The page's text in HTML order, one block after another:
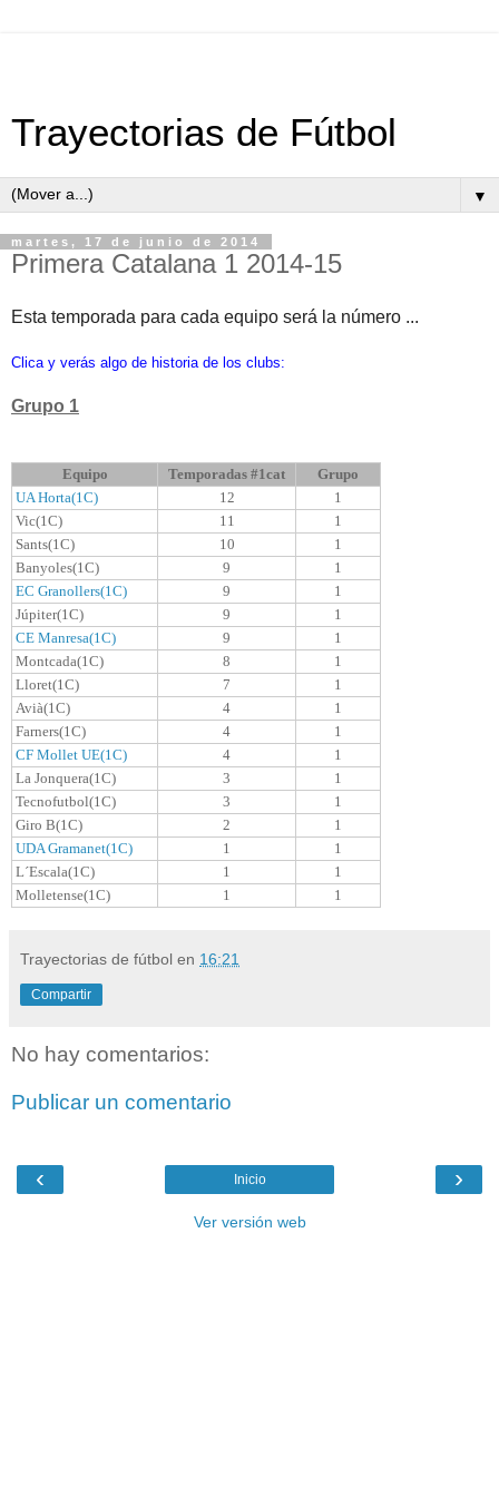
Trayectorias de Fútbol
▼
martes, 17 de junio de 2014
Primera Catalana 1 2014-15
Esta temporada para cada equipo será la número ...
Clica y verás algo de historia de los clubs:
Grupo 1
Equipo Temporadas #1cat
Grupo
UA Horta(1C)
12
1
Vic(1C)
11
1
Sants(1C)
10
1
Banyoles(1C)
9
1
EC Granollers(1C)
9
1
Júpiter(1C)
9
1
CE Manresa(1C)
9
1
Montcada(1C)
8
1
Lloret(1C)
7
1
Avià(1C)
4
1
Farners(1C)
4
1
CF Mollet UE(1C)
4
1
La Jonquera(1C)
3
1
Tecnofutbol(1C)
3
1
Giro B(1C)
2
1
UDA Gramanet(1C)
1
1
L´Escala(1C)
1
1
Molletense(1C)
1 1
Trayectorias de fútbol en 16:21
Compartir
No hay comentarios:
Publicar un comentario
‹ ›
Inicio
Ver versión web